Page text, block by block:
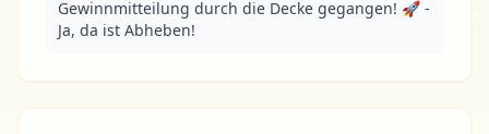
Gewinnmitteilung durch die Decke gegangen! 🚀 -
Ja, da ist Abheben!